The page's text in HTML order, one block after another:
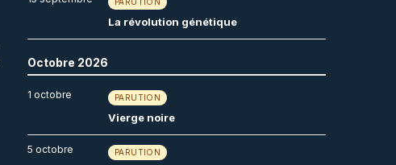
La révolution génétique
Octobre 2026
1 octobre PARUTION
Vierge noire
5 octobre PARUTION